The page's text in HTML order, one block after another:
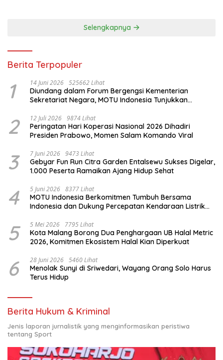
Selengkapnya
Berita Terpopuler
1 14 Juni 2026 525662 Lihat
Diundang dalam Forum Bergengsi Kementerian
Sekretariat Negara, MOTU Indonesia Tunjukkan
2 12 Juli 2026 9874 Lihat
Peringatan Hari Koperasi Nasional 2026 Dihadiri
Presiden Prabowo, Momen Salam Komando Viral
3 7 Juni 2026 9473 Lihat
Gebyar Fun Run Citra Garden Entalsewu Sukses Digelar,
1.000 Peserta Ramaikan Ajang Hidup Sehat
4 5 Juni 2026 8377 Lihat
MOTU Indonesia Berkomitmen Tumbuh Bersama
Indonesia dan Dukung Percepatan Kendaraan Listrik
5 5 Mei 2026 7795 Lihat
Kota Malang Borong Dua Penghargaan UB Halal Metric
2026, Komitmen Ekosistem Halal Kian Diperkuat
6 28 Juni 2026 5460 Lihat
Menolak Sunyi di Sriwedari, Wayang Orang Solo Harus
Terus Hidup
Berita Hukum & Kriminal
Jenis laporan jurnalistik yang menginformasikan peristiwa
tentang Sport